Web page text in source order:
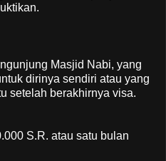
Masjid Nabi, yang
dirinya sendiri atau yang
setelah berakhirnya visa.
S.R. atau satu bulan